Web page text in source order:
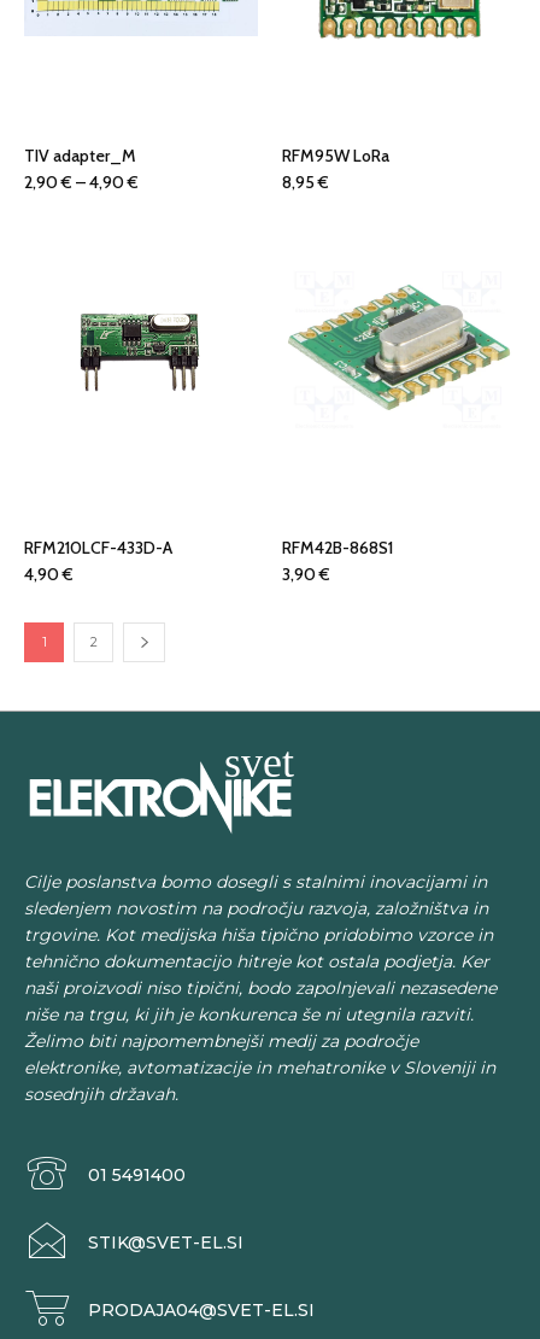
TIV adapter_M
2,90€ –4,90€
4,90 €
RFM95W LoRa
8,95€
RFM210LCF-433D-A
4,90€
RFM42B-868S1
3,90€
1 2
Cilje poslanstva bomo dosegli s stalnimi inovacijami in
sledenjem novostim na področju razvoja, založništva in
trgovine. Kot medijska hiša tipično pridobimo vzorce in
tehnično dokumentacijo hitreje kot ostala podjetja. Ker
naši proizvodi niso tipični, bodo zapolnjevali nezasedene
niše na trgu, ki jih je konkurenca še ni utegnila razviti.
Želimo biti najpomembnejši medij za področje
elektronike, avtomatizacije in mehatronike v Sloveniji in
sosednjih državah.
01 5491400
STIK@SVET-EL.SI
PRODAJA04@SVET-EL.SI